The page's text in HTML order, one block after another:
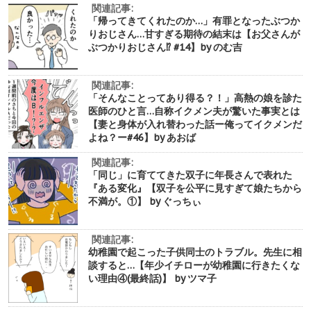
関連記事:
「帰ってきてくれたのか…」有罪となったぶつか
りおじさん…甘すぎる期待の結末は【お父さんが
ぶつかりおじさん⁉︎ #14】by のむ吉
関連記事:
「そんなことってあり得る？！」高熱の娘を診た
医師のひと言…自称イクメン夫が驚いた事実とは
【妻と身体が入れ替わった話ー俺ってイクメンだ
よね？ー#46】by あおば
関連記事:
「同じ」に育ててきた双子に年長さんで表れた
『ある変化』【双子を公平に見すぎて娘たちから
不満が。①】 by ぐっちぃ
関連記事:
幼稚園で起こった子供同士のトラブル。先生に相
談すると…【年少イチローが幼稚園に行きたくな
い理由④(最終話)】 by ツマ子